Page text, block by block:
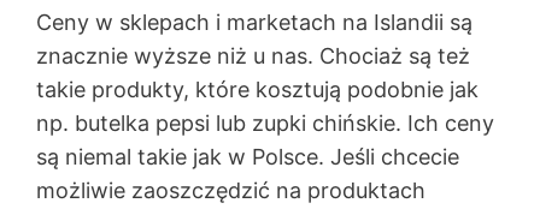
Ceny w sklepach i marketach na Islandii są
znacznie wyższe niż u nas. Chociaż są też
takie produkty, które kosztują podobnie jak
np. butelka pepsi lub zupki chińskie. Ich ceny
są niemal takie jak w Polsce. Jeśli chcecie
możliwie zaoszczędzić na produktach